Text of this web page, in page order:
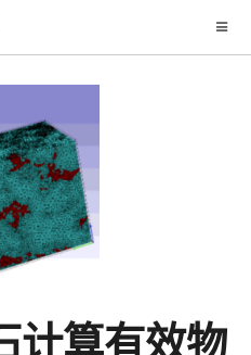
计算有效物